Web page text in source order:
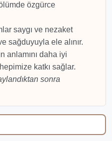
özgürce
saygı ve nezaket
sağduyuyla ele alınır.
anlamını daha iyi
katkı sağlar.
sonra